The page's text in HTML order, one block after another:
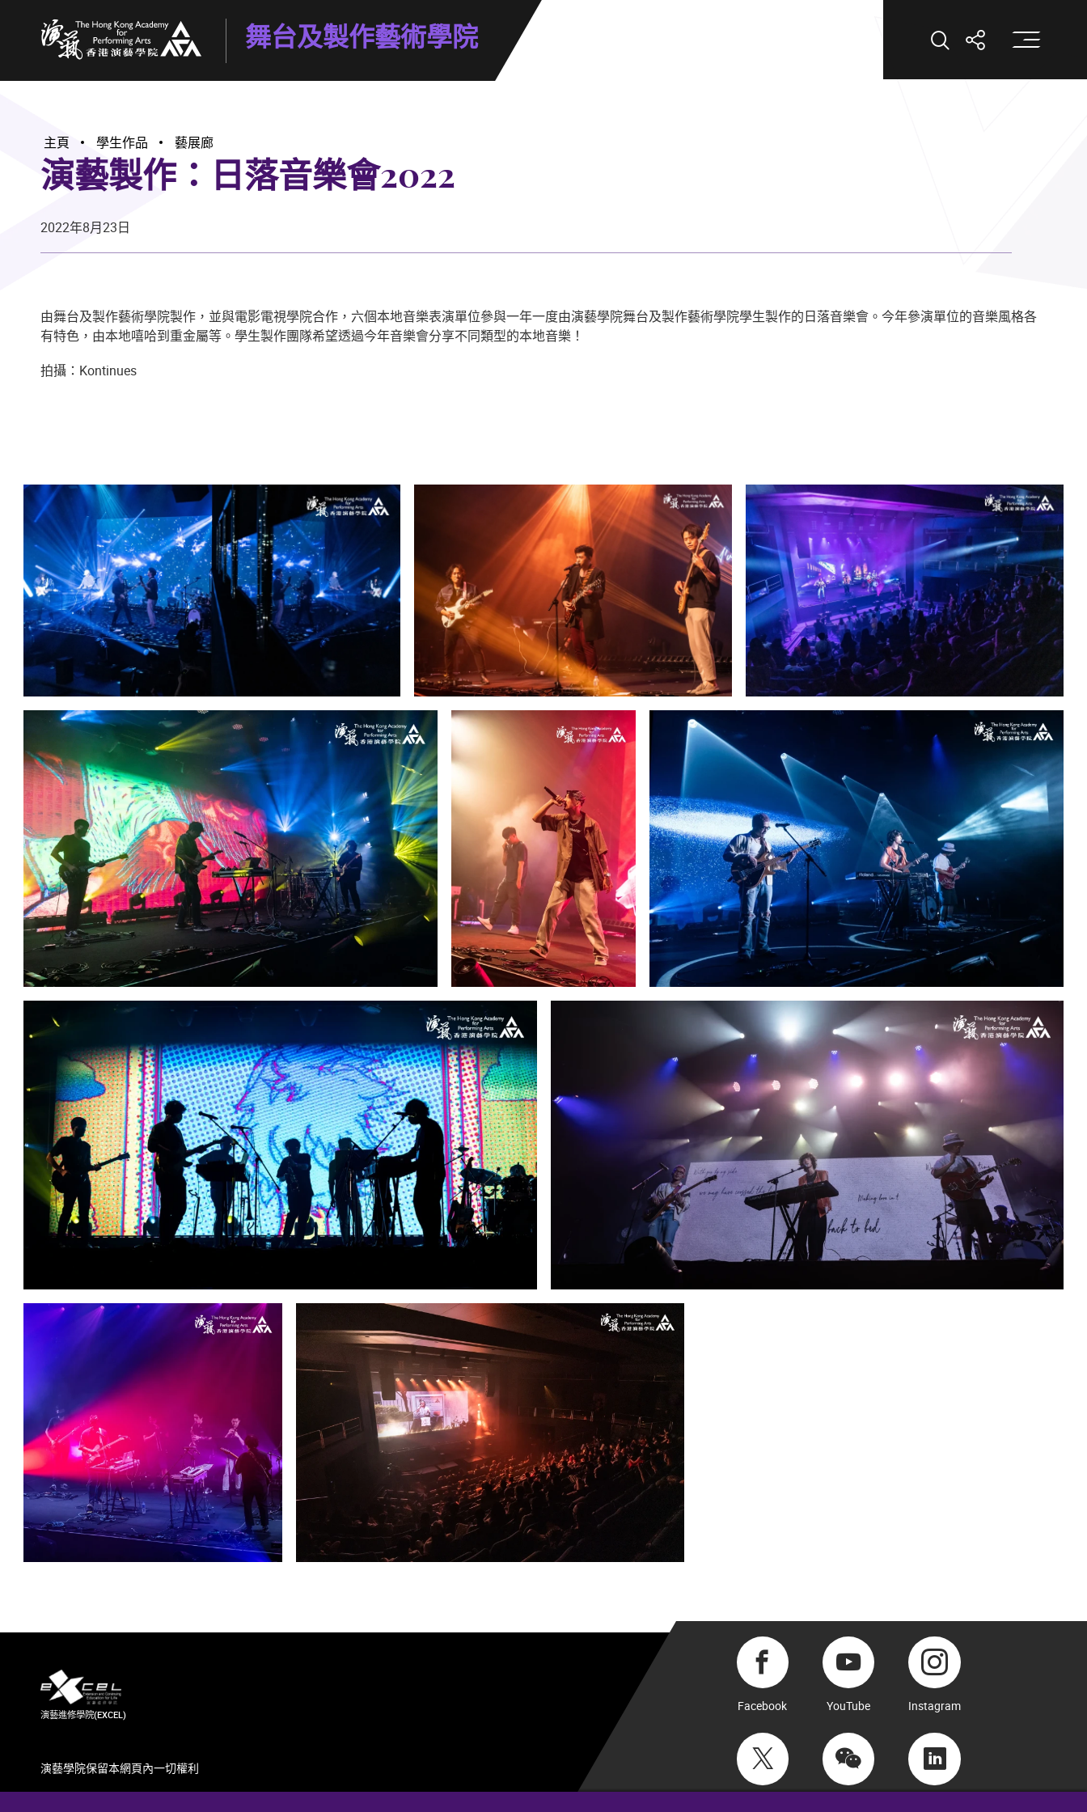
舞台及製作藝術學院 打開搜索打開分享打
主頁 學生作品 藝展廊
演藝製作：日落音樂會2022
2022年8月23日
由舞台及製作藝術學院製作，並與電影電視學院合作 ，六個本地音樂表演單位參與一年一度由演藝學院舞台及製作藝術學院學生製作的日落音樂會。今年參演單位的音樂風格各
有特色，由本地嘻哈到重金屬等。學生製作團隊希望透過今年音樂會分享不同類型的本地音樂！
拍攝： Kontinues
演藝進修學院(EXCEL)
演藝學院保留本網頁內一切權利
Facebook YouTube Instagram